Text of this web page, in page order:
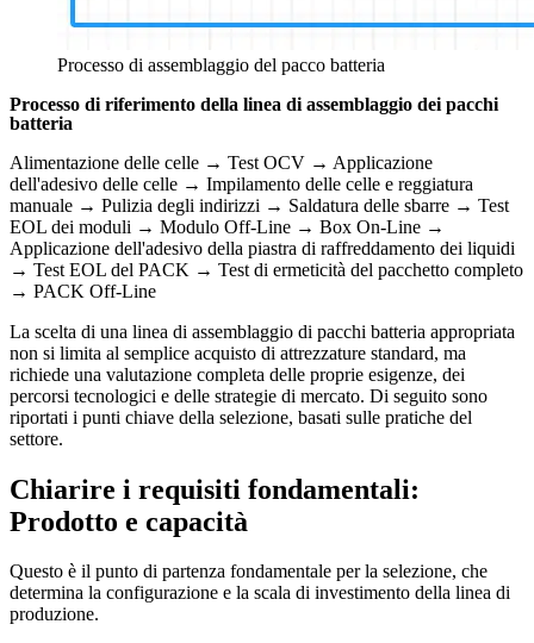
Processo di assemblaggio del pacco batteria
Processo di riferimento della linea di assemblaggio dei pacchi
batteria
Alimentazione delle celle → Test OCV → Applicazione
dell'adesivo delle celle → Impilamento delle celle e reggiatura
manuale → Pulizia degli indirizzi → Saldatura delle sbarre → Test
EOL dei moduli → Modulo Off-Line → Box On-Line →
Applicazione dell'adesivo della piastra di raffreddamento dei liquidi
→ Test EOL del PACK → Test di ermeticità del pacchetto completo
→ PACK Off-Line
La scelta di una linea di assemblaggio di pacchi batteria appropriata
non si limita al semplice acquisto di attrezzature standard, ma
richiede una valutazione completa delle proprie esigenze, dei
percorsi tecnologici e delle strategie di mercato. Di seguito sono
riportati i punti chiave della selezione, basati sulle pratiche del
settore.
Chiarire i requisiti fondamentali:
Prodotto e capacità
Questo è il punto di partenza fondamentale per la selezione, che
determina la configurazione e la scala di investimento della linea di
produzione.